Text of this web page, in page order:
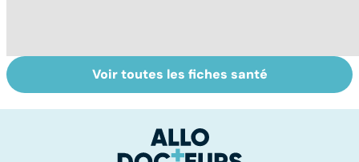
Comment
maîtriser le
Accident
vasculaire
également
touché
Voir toutes les fiches santé